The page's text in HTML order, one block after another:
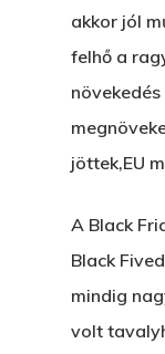
akkor jól
felhő a
jöttek,EU
A Black
Black
mindig
volt